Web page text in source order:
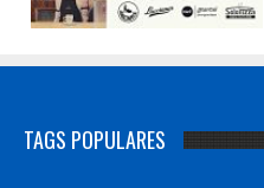
TAGS POPULARES